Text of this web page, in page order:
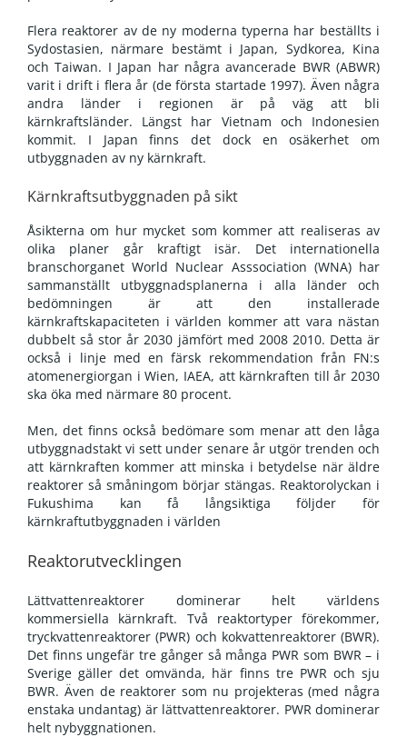
Flera reaktorer av de ny moderna typerna har beställts i
Sydostasien, närmare bestämt i Japan, Sydkorea, Kina
och Taiwan. I Japan har några avancerade BWR (ABWR)
varit i drift i flera år (de första startade 1997). Även några
andra länder i regionen är på väg att bli
kärnkraftsländer. Längst har Vietnam och Indonesien
kommit. I Japan finns det dock en osäkerhet om
utbyggnaden av ny kärnkraft.
Kärnkraftsutbyggnaden på sikt
Åsikterna om hur mycket som kommer att realiseras av
olika planer går kraftigt isär. Det internationella
branschorganet World Nuclear Asssociation (WNA) har
sammanställt utbyggnadsplanerna i alla länder och
bedömningen är att den installerade
kärnkraftskapaciteten i världen kommer att vara nästan
dubbelt så stor år 2030 jämfört med 2008 2010. Detta är
också i linje med en färsk rekommendation från FN:s
atomenergiorgan i Wien, IAEA, att kärnkraften till år 2030
ska öka med närmare 80 procent.
Men, det finns också bedömare som menar att den låga
utbyggnadstakt vi sett under senare år utgör trenden och
att kärnkraften kommer att minska i betydelse när äldre
reaktorer så småningom börjar stängas. Reaktorolyckan i
Fukushima kan få långsiktiga följder för
kärnkraftutbyggnaden i världen
Reaktorutvecklingen
Lättvattenreaktorer dominerar helt världens
kommersiella kärnkraft. Två reaktortyper förekommer,
tryckvattenreaktorer (PWR) och kokvattenreaktorer (BWR).
Det finns ungefär tre gånger så många PWR som BWR – i
Sverige gäller det omvända, här finns tre PWR och sju
BWR. Även de reaktorer som nu projekteras (med några
enstaka undantag) är lättvattenreaktorer. PWR dominerar
helt nybyggnationen.